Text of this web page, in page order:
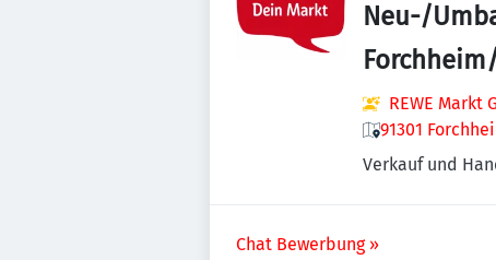
Neu-/
REWE Markt
91301
Verkauf und
Chat Bewerbung »